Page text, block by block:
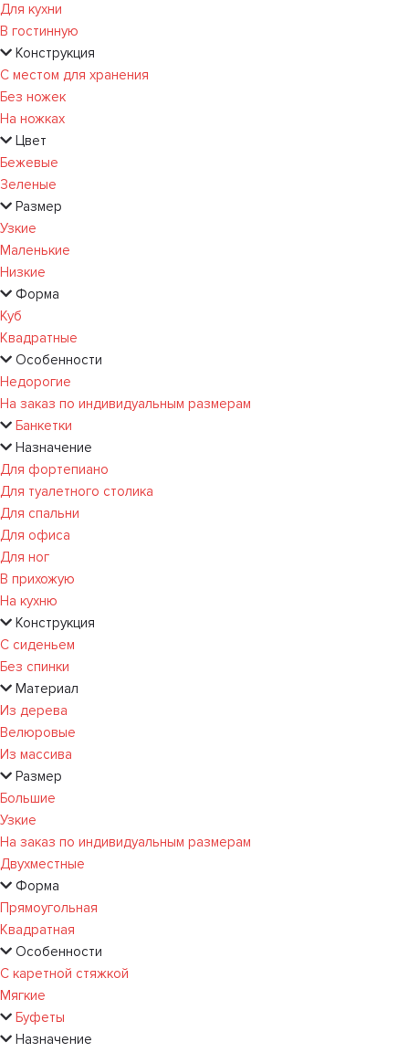
Для кухни
В гостинную
Конструкция
С местом для хранения
Без ножек
На ножках
Цвет
Бежевые
Зеленые
Размер
Узкие
Маленькие
Низкие
Форма
Куб
Квадратные
Особенности
Недорогие
На заказ по индивидуальным размерам
Банкетки
Назначение
Для фортепиано
Для туалетного столика
Для спальни
Для офиса
Для ног
В прихожую
На кухню
Конструкция
С сиденьем
Без спинки
Материал
Из дерева
Велюровые
Из массива
Размер
Большие
Узкие
На заказ по индивидуальным размерам
Двухместные
Форма
Прямоугольная
Квадратная
Особенности
С каретной стяжкой
Мягкие
Буфеты
Назначение